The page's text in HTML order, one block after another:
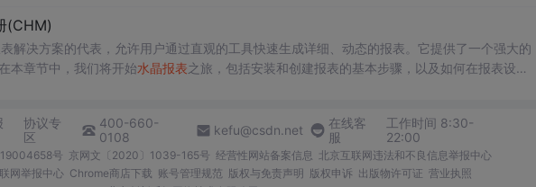
17/2582175_130560083188jv.jpg][/img]
内容是一样的。
(CHM)
解决方案的代表，允许用户通过直观的工具快速生成详细、动态的报表。它提供了一个强大的
本章节中，我们将开始水晶报表之旅，包括安装和创建报表的基本步骤，以及如何在报表设计
协议专
区
400-660-
0108
kefu@csdn.net
在线客
服
工作时间 8:30-
22:00
号 京网文〔2020〕1039-165号 经营性网站备案信息 北京互联网违法和不良信息举报中心
网举报中心 Chrome商店下载 账号管理规范 版权与免责声明 版权申诉 出版物许可证 营业执照